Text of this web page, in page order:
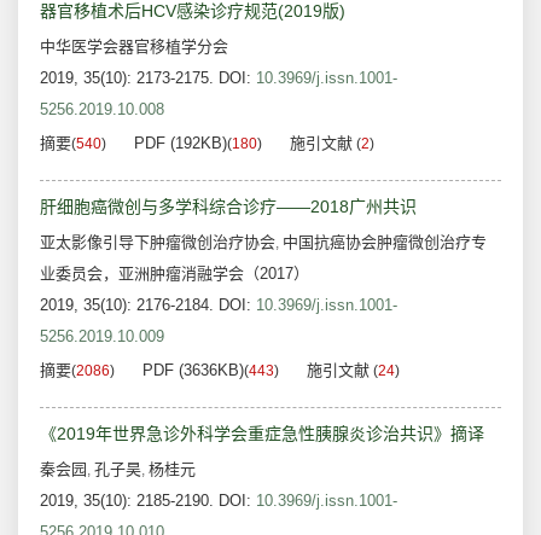
器官移植术后HCV感染诊疗规范(2019版)
中华医学会器官移植学分会
2019, 35(10): 2173-2175. DOI: 10.3969/j.issn.1001-
5256.2019.10.008
摘要(540) PDF (192KB)(180) 施引文献 (2)
肝细胞癌微创与多学科综合诊疗——2018广州共识
亚太影像引导下肿瘤微创治疗协会, 中国抗癌协会肿瘤微创治疗专
业委员会，亚洲肿瘤消融学会（2017）
2019, 35(10): 2176-2184. DOI: 10.3969/j.issn.1001-
5256.2019.10.009
摘要(2086) PDF (3636KB)(443) 施引文献 (24)
《2019年世界急诊外科学会重症急性胰腺炎诊治共识》摘译
秦会园 , 孔子昊, 杨桂元
2019, 35(10): 2185-2190. DOI: 10.3969/j.issn.1001-